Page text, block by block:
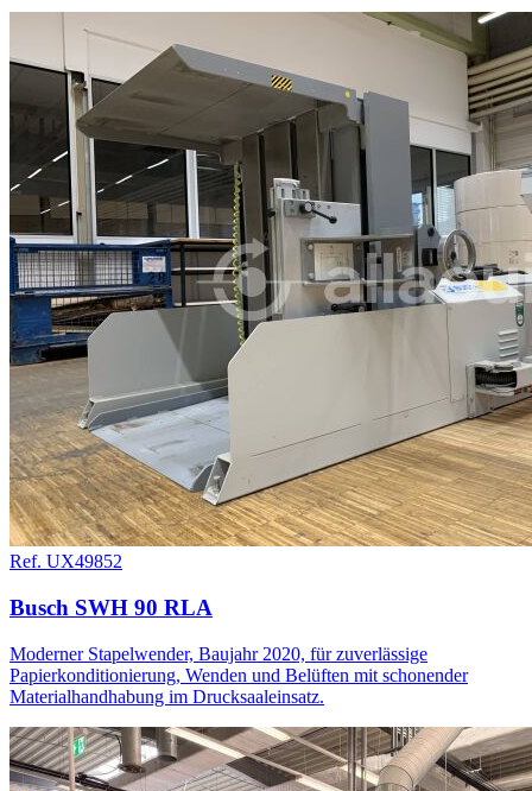
Ref. UX49852
Busch SWH 90 RLA
Moderner Stapelwender, Baujahr 2020, für zuverlässige
Papierkonditionierung, Wenden und Belüften mit schonender
Materialhandhabung im Drucksaaleinsatz.